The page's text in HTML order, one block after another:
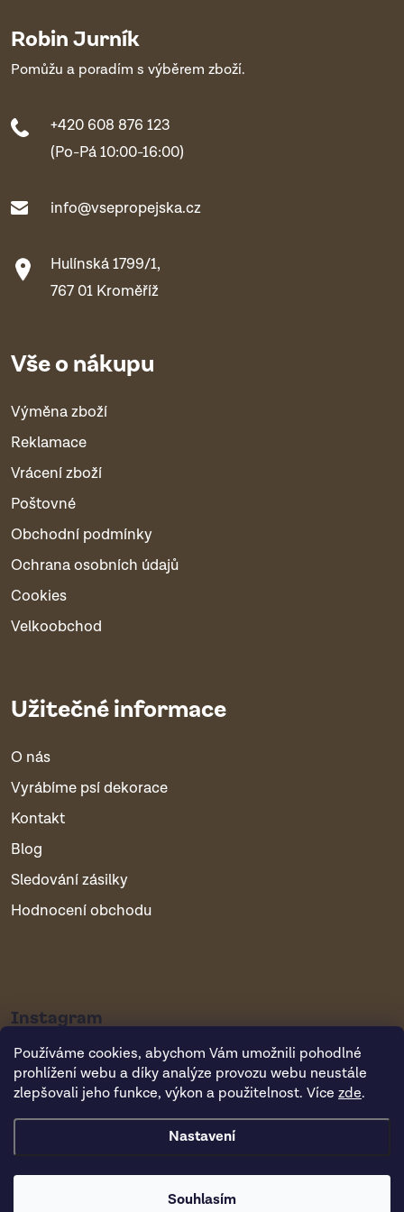
Používáme cookies, abychom Vám umožnili pohodlné
prohlížení webu a díky analýze provozu webu neustále
zlepšovali jeho funkce, výkon a použitelnost. Více zde.
Nastavení
Souhlasím
Robin Jurník
Pomůžu a poradím s výběrem zboží.
+420 608 876 123
(Po-Pá 10:00-16:00)
info@vsepropejska.cz
Hulínská 1799/1,
767 01 Kroměříž
Vše o nákupu
Výměna zboží
Reklamace
Vrácení zboží
Poštovné
Obchodní podmínky
Ochrana osobních údajů
Cookies
Velkoobchod
Užitečné informace
O nás
Vyrábíme psí dekorace
Kontakt
Blog
Sledování zásilky
Hodnocení obchodu
Instagram
Copyright 2026Vsepropejska.cz. Všechna práva vyhrazena.